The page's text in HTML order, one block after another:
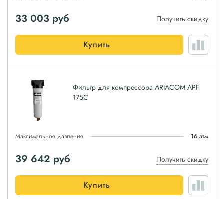
33 003 руб Получить скидку
Купить
Фильтр для компрессора ARIACOM APF
175C
Максимальное давление 16 атм
39 642 руб Получить скидку
Купить